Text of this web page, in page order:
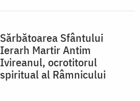
Sărbătoarea Sfântului
Ierarh Martir Antim
Ivireanul, ocrotitorul
spiritual al Râmnicului